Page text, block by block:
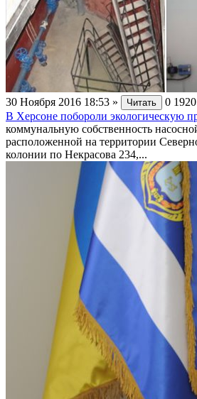
30 Ноября 2016 18:53 » Читать 0 1920
В Херсоне побороли экологическую
коммунальную собственность
расположенной на территории
колонии по Некрасова 234,...